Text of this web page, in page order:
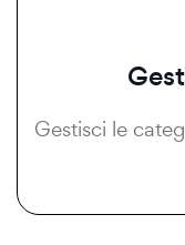
Gestisci le